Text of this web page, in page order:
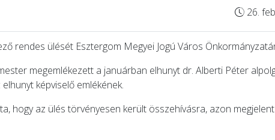
26.
rendes ülését Esztergom Megyei Jogú Város
megemlékezett a januárban elhunyt dr. Alberti Péter
képviselő emlékének.
hogy az ülés törvényesen került összehívásra, azon